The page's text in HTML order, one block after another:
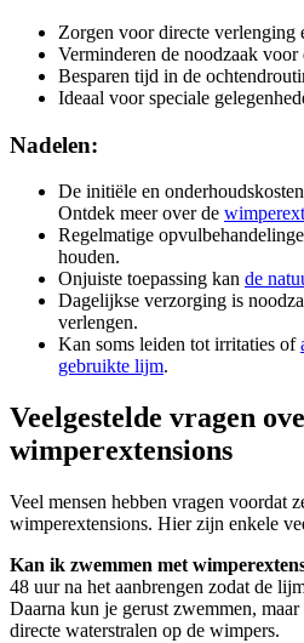
Zorgen voor directe verlenging
Verminderen de noodzaak voor
Besparen tijd in de
Ideaal voor speciale
Nadelen:
De initiële en
Ontdek meer over de
Regelmatige
houden.
Onjuiste toepassing kan de
Dagelijkse verzorging is
verlengen.
Kan soms leiden tot irritaties of
gebruikte lijm.
Veelgestelde vragen
wimperextensions
Veel mensen hebben vragen voordat
wimperextensions. Hier zijn enkele
Kan ik zwemmen met
48 uur na het aanbrengen zodat de
Daarna kun je gerust zwemmen,
directe waterstralen op de wimpers.